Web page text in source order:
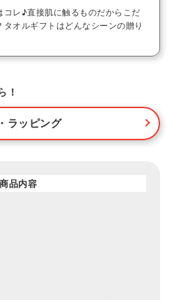
レ♪直接肌に触るものだからこだ
オルギフトはどんなシーンの贈り
！
ラッピング
商品内容